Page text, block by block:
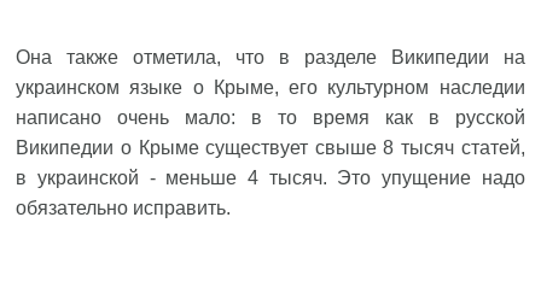
Она также отметила, что в разделе Википедии на
украинском языке о Крыме, его культурном наследии
написано очень мало: в то время как в русской
Википедии о Крыме существует свыше 8 тысяч статей,
в украинской - меньше 4 тысяч. Это упущение надо
обязательно исправить.